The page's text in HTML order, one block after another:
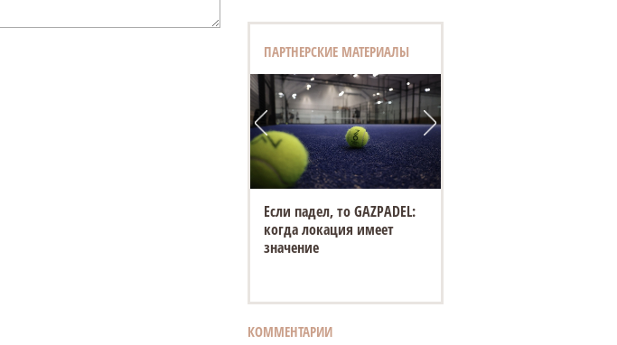
ПАРТНЕРСКИЕ МАТЕРИАЛЫ
Если падел, то GAZPADEL:
когда локация имеет
значение
КОММЕНТАРИИ